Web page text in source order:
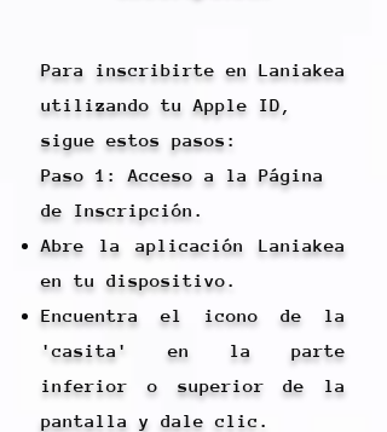
Para inscribirte en Laniakea
utilizando tu Apple ID,
sigue estos pasos:
Paso 1: Acceso a la Página
de Inscripción.
Abre la aplicación Laniakea
en tu dispositivo.
Encuentra el icono de la
'casita' en la parte
inferior o superior de la
pantalla y dale clic.